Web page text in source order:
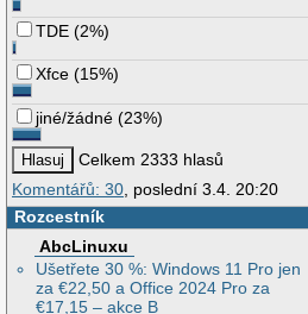
TDE (2%)
Xfce (15%)
jiné/žádné (23%)
Celkem 2333 hlasů
Komentářů: 30, poslední 3.4. 20:20
Rozcestník
AbcLinuxu
Ušetřete 30 %: Windows 11 Pro jen
za €22,50 a Office 2024 Pro za
€17,15 – akce B